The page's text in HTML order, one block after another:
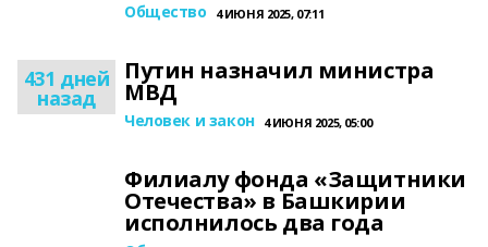
Общество 4 ИЮНЯ 2025, 07:11
431 дней
назад
Путин назначил министра
МВД
Человек и закон 4 ИЮНЯ 2025, 05:00
Филиалу фонда «Защитники
Отечества» в Башкирии
исполнилось два года